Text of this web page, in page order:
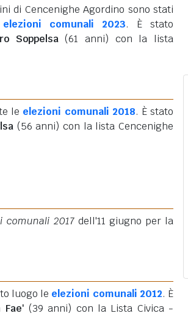
di Cencenighe Agordino sono stati
elezioni comunali 2023. È stato
Soppelsa (61 anni) con la lista
le elezioni comunali 2018. È stato
(56 anni) con la lista Cencenighe
comunali 2017 dell'11 giugno per la
luogo le elezioni comunali 2012. È
Fae' (39 anni) con la Lista Civica -